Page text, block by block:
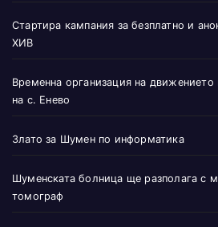
Стартира кампания за безплатно и
ХИВ
Временна организация на
на с. Енево
Злато за Шумен по информатика
Шуменската болница ще разполага с
томограф